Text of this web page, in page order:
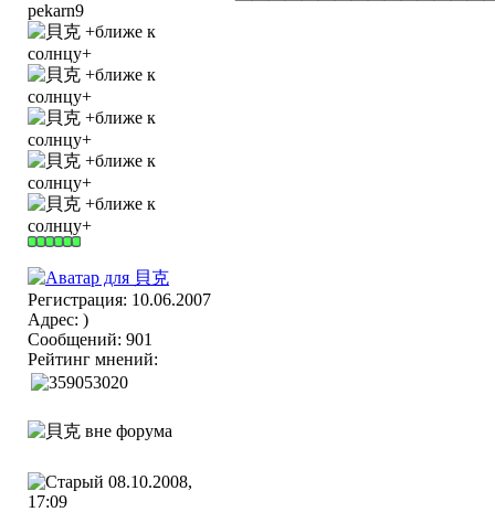
pekarn9
Регистрация: 10.06.2007
Адрес: )
Сообщений: 901
Рейтинг мнений:
08.10.2008,
17:09